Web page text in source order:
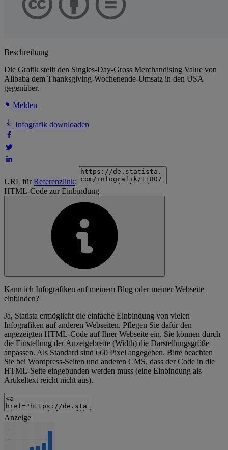
Beschreibung
Die Grafik stellt den Singles-Day-Gross Merchandising Value von
Alibaba dem Thanksgiving-Wochenende-Umsatz in den USA
gegenüber.
Melden
Infografik downloaden
URL fürReferenzlink:
HTML-Code zur Einbindung
Kann ich Infografiken auf meinem Blog oder meiner Webseite
einbinden?
Ja, Statista ermöglicht die einfache Einbindung von vielen
Infografiken auf anderen Webseiten. Pflegen Sie dafür den
angezeigten HTML-Code auf Ihrer Webseite ein. Sie können durch
die Einstellung der Anzeigebreite (Width) die Darstellungsgröße
anpassen. Als Standard sind 660 Pixel angegeben. Bitte beachten
Sie bei Wordpress-Seiten und anderen CMS, dass der Code in die
HTML-Seite eingebunden werden muss (eine Einbindung als
Artikeltext reicht nicht aus).
Anzeige